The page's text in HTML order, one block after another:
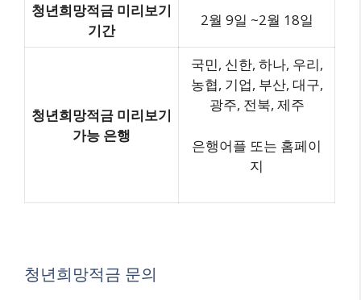
청년희망적금 미리보기
기간
2월 9일 ~2월 18일
청년희망적금 미리보기
가능 은행
국민, 신한, 하나, 우리,
농협, 기업, 부산, 대구,
광주, 전북, 제주
은행어플 또는 홈페이
지
청년희망적금 문의